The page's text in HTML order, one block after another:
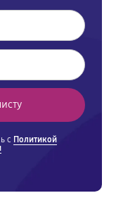
с Политикой